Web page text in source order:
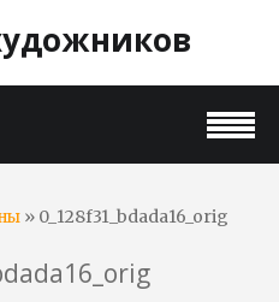
» 0_128f31_bdada16_orig